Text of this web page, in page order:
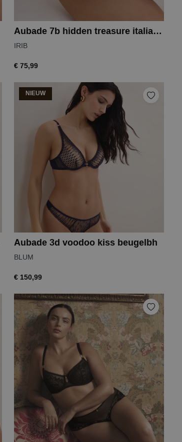
Aubade 7b hidden treasure italiaanse slip
IRIB
€ 75,99
NIEUW
Aubade 3d voodoo kiss beugelbh
BLUM
€ 150,99